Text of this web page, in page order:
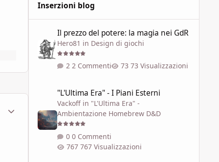
Statistiche Autore
Inserzioni blog
Il prezzo del potere: la magia nei GdR
Hero81 in Design di giochi
2 Commenti 73 Visualizzazioni
"L'Ultima Era" - I Piani Esterni
Vackoffin "L'Ultima Era" -
Ambientazione Homebrew D&D
0 Commenti
767 Visualizzazioni